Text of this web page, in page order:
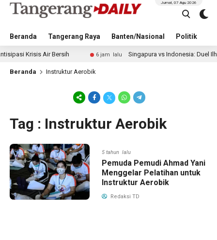
Beranda Tangerang Raya Banten/Nasional Politik
Jumat, 07 Agu 2026
Krisis Air Bersih 6 jam lalu Singapura vs Indonesia: Duel Ilhan
Beranda Instruktur Aerobik
Tag : Instruktur Aerobik
5 tahun lalu
Pemuda Pemudi Ahmad Yani
Menggelar Pelatihan untuk
Instruktur Aerobik
Redaksi TD